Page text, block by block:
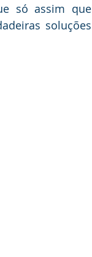
só assim que
soluções